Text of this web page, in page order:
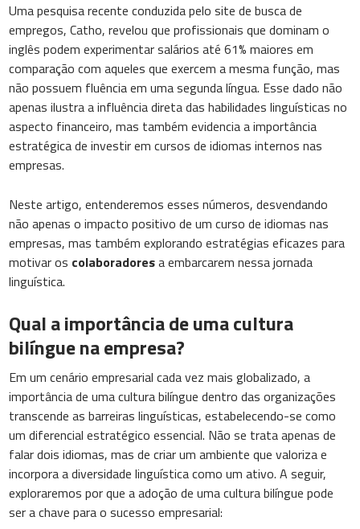
Uma pesquisa recente conduzida pelo site de busca de
empregos, Catho, revelou que profissionais que dominam o
inglês podem experimentar salários até 61% maiores em
comparação com aqueles que exercem a mesma função, mas
não possuem fluência em uma segunda língua. Esse dado não
apenas ilustra a influência direta das habilidades linguísticas no
aspecto financeiro, mas também evidencia a importância
estratégica de investir em cursos de idiomas internos nas
empresas.
Neste artigo, entenderemos esses números, desvendando
não apenas o impacto positivo de um curso de idiomas nas
empresas, mas também explorando estratégias eficazes para
motivar os colaboradoresa embarcarem nessa jornada
linguística.
Qual a importância de uma cultura
bilíngue na empresa?
Em um cenário empresarial cada vez mais globalizado, a
importância de uma cultura bilíngue dentro das organizações
transcende as barreiras linguísticas, estabelecendo-se como
um diferencial estratégico essencial. Não se trata apenas de
falar dois idiomas, mas de criar um ambiente que valoriza e
incorpora a diversidade linguística como um ativo. A seguir,
exploraremos por que a adoção de uma cultura bilíngue pode
ser a chave para o sucesso empresarial: